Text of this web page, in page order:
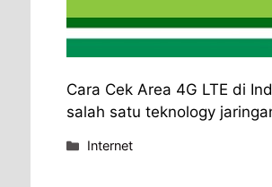
Cara Cek Area 4G LTE di
salah satu teknology
Categories
Internet